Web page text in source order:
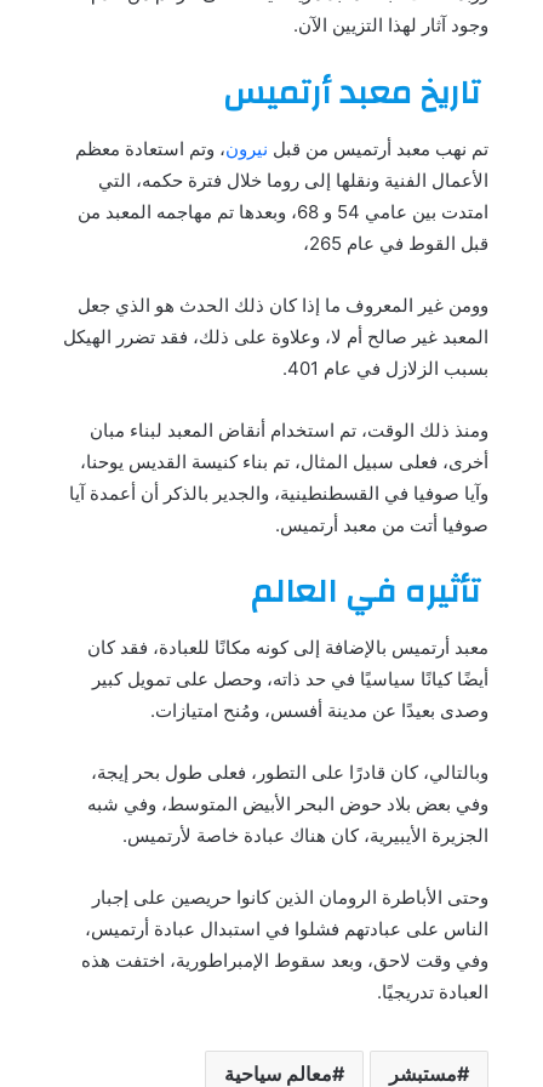
وجود آثار لهذا التزيين الآن.
تاريخ معبد أرتميس
تم نهب معبد أرتميس من قبل نيرون، وتم استعادة معظم
الأعمال الفنية ونقلها إلى روما خلال فترة حكمه، التي
امتدت بين عامي 54 و 68، وبعدها تم مهاجمه المعبد من
قبل القوط في عام 265،
وومن غير المعروف ما إذا كان ذلك الحدث هو الذي جعل
المعبد غير صالح أم لا، وعلاوة على ذلك، فقد تضرر الهيكل
بسبب الزلازل في عام 401.
ومنذ ذلك الوقت، تم استخدام أنقاض المعبد لبناء مبان
أخرى، فعلى سبيل المثال، تم بناء كنيسة القديس يوحنا،
وآيا صوفيا في القسطنطينية، والجدير بالذكر أن أعمدة آيا
صوفيا أتت من معبد أرتميس.
تأثيره في العالم
معبد أرتميس بالإضافة إلى كونه مكانًا للعبادة، فقد كان
أيضًا كيانًا سياسيًا في حد ذاته، وحصل على تمويل كبير
وصدى بعيدًا عن مدينة أفسس، ومُنح امتيازات.
وبالتالي، كان قادرًا على التطور، فعلى طول بحر إيجة،
وفي بعض بلاد حوض البحر الأبيض المتوسط، وفي شبه
الجزيرة الأيبيرية، كان هناك عبادة خاصة لأرتميس.
وحتى الأباطرة الرومان الذين كانوا حريصين على إجبار
الناس على عبادتهم فشلوا في استبدال عبادة أرتميس،
وفي وقت لاحق، وبعد سقوط الإمبراطورية، اختفت هذه
العبادة تدريجيًا.
مستبشر معالم سياحية